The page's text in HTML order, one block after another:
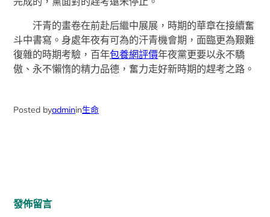
汗青的畫卷在前赴后繼中展展，時期的華章在接續奮
斗中書寫。身處年夜有可為的汗青機會期，面臨更為艱難
復雜的時期考驗，百年包養網評價年夜黨更要以永不驕
傲、永不懶惰的精力品德，奮力走好新時期的趕考之路。
Posted byadminin生命
發佈留言